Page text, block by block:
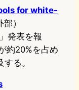
for white-
部）
発表を報
約20%を占め
る。